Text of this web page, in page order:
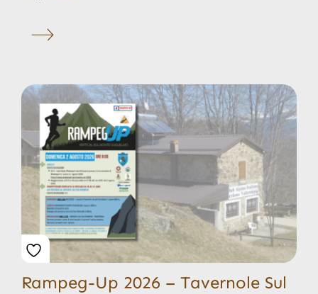
Rampeg-Up 2026 – Tavernole Sul